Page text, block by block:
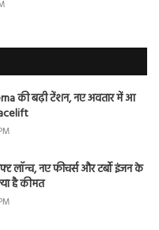
की बढ़ी टेंशन, नए अवतार में आ
लॉन्च, नए फीचर्स और टर्बो इंजन के
है कीमत